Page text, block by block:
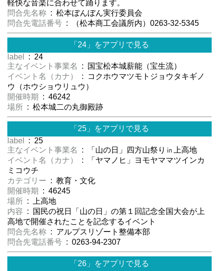
軽快な音楽に合わせて踊ります。
問合先名称 : 松本ぼんぼん実行委員会
問合先電話番号 : （松本商工会議所内）0263-32-5345
「24」をアプリで見る
label
: 24
主なイベント事業名
: 国宝松本城薪能（宝生流）
イベント名（カナ）
: コクホウマツモトジョウタキギノ
ウ（ホウショウリュウ）
開催時期
: 46242
場所 : 松本城二の丸御殿跡
「25」をアプリで見る
label
: 25
主なイベント事業名
: 「山の日」四方山祭り㏌上高地
イベント名（カナ）
: 「ヤマノヒ」ヨモヤママツインカ
ミコウチ
カテゴリー : 教育・文化
開催時期
: 46245
場所 : 上高地
内容 : 国民の祝日「山の日」の第１回記念全国大会が上
高地で開催されたことを記念するイベント
問合先名称 : アルプスリゾート整備本部
問合先電話番号 : 0263-94-2307
「26」をアプリで見る